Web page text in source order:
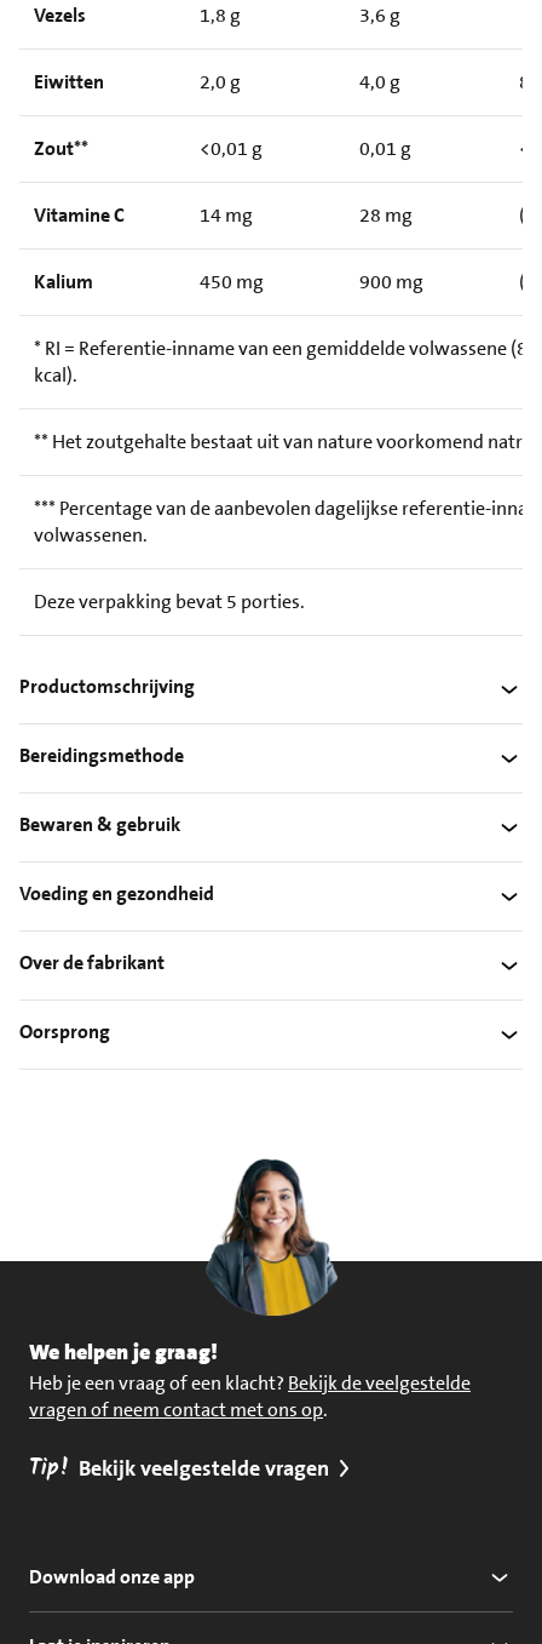
Vezels 1,8 g 3,6 g
Eiwitten 2,0 g 4,0 g
Zout** <0,01 g 0,01 g
Vitamine C 14 mg 28 mg
Kalium 450 mg 900 mg
* RI = Referentie-inname van een gemiddelde volwassene
kcal).
** Het zoutgehalte bestaat uit van nature voorkomend
*** Percentage van de aanbevolen dagelijkse referentie-
volwassenen.
Deze verpakking bevat 5 porties.
Productomschrijving
Bereidingsmethode
Bewaren & gebruik
Voeding en gezondheid
Over de fabrikant
Oorsprong
We helpen je graag!
Heb je een vraag of een klacht? Bekijk de veelgestelde
vragen of neem contact met ons op.
Tip! Bekijk veelgestelde vragen
Download onze app